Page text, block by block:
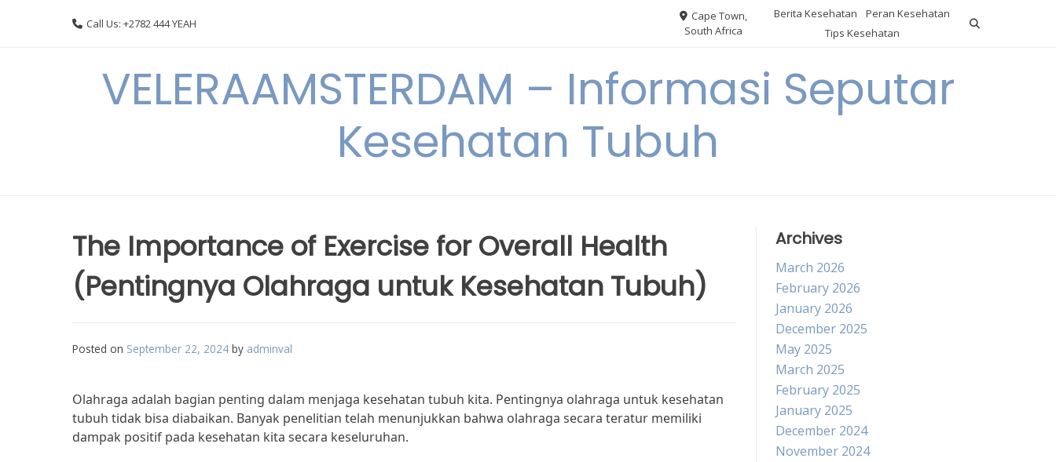
Call Us: +2782 444 YEAH
Cape Town,
South Africa
Berita Kesehatan
Peran Kesehatan
Tips Kesehatan
VELERAAMSTERDAM – Informasi Seputar
Kesehatan Tubuh
The Importance of Exercise for Overall Health
(Pentingnya Olahraga untuk Kesehatan Tubuh)
Posted on September 22, 2024 by adminval
Olahraga adalah bagian penting dalam menjaga kesehatan tubuh kita. Pentingnya olahraga untuk kesehatan
tubuh tidak bisa diabaikan. Banyak penelitian telah menunjukkan bahwa olahraga secara teratur memiliki
dampak positif pada kesehatan kita secara keseluruhan.
Archives
March 2026
February 2026
January 2026
December 2025
May 2025
March 2025
February 2025
January 2025
December 2024
November 2024